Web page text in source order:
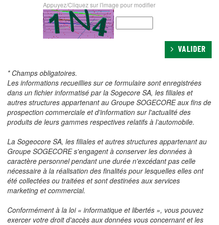
Appuyez/Cliquez sur l'image pour modifier
VALIDER
* Champs obligatoires.
Les informations recueillies sur ce formulaire sont enregistrées
dans un fichier informatisé par la Sogecore SA, les filiales et
autres structures appartenant au Groupe SOGECORE aux fins de
prospection commerciale et d'information sur l'actualité des
produits de leurs gammes respectives relatifs à l’automobile.
La Sogeocore SA, les filiales et autres structures appartenant au
Groupe SOGECORE s'engagent à conserver les données à
caractère personnel pendant une durée n'excédant pas celle
nécessaire à la réalisation des finalités pour lesquelles elles ont
été collectées ou traitées et sont destinées aux services
marketing et commercial.
Conformément à la loi « informatique et libertés », vous pouvez
exercer votre droit d'accès aux données vous concernant et les